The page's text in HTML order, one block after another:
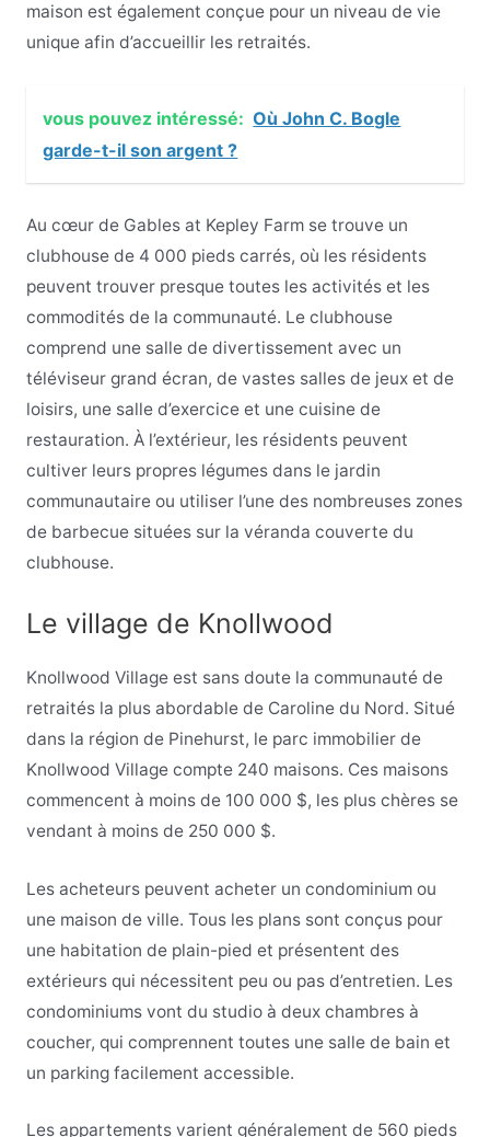
maison est également conçue pour un niveau de vie
unique afin d’accueillir les retraités.
vous pouvez intéressé: Où John C. Bogle
garde-t-il son argent ?
Au cœur de Gables at Kepley Farm se trouve un
clubhouse de 4 000 pieds carrés, où les résidents
peuvent trouver presque toutes les activités et les
commodités de la communauté. Le clubhouse
comprend une salle de divertissement avec un
téléviseur grand écran, de vastes salles de jeux et de
loisirs, une salle d’exercice et une cuisine de
restauration. À l’extérieur, les résidents peuvent
cultiver leurs propres légumes dans le jardin
communautaire ou utiliser l’une des nombreuses zones
de barbecue situées sur la véranda couverte du
clubhouse.
Le village de Knollwood
Knollwood Village est sans doute la communauté de
retraités la plus abordable de Caroline du Nord. Situé
dans la région de Pinehurst, le parc immobilier de
Knollwood Village compte 240 maisons. Ces maisons
commencent à moins de 100 000 $, les plus chères se
vendant à moins de 250 000 $.
Les acheteurs peuvent acheter un condominium ou
une maison de ville. Tous les plans sont conçus pour
une habitation de plain-pied et présentent des
extérieurs qui nécessitent peu ou pas d’entretien. Les
condominiums vont du studio à deux chambres à
coucher, qui comprennent toutes une salle de bain et
un parking facilement accessible.
Les appartements varient généralement de 560 pieds